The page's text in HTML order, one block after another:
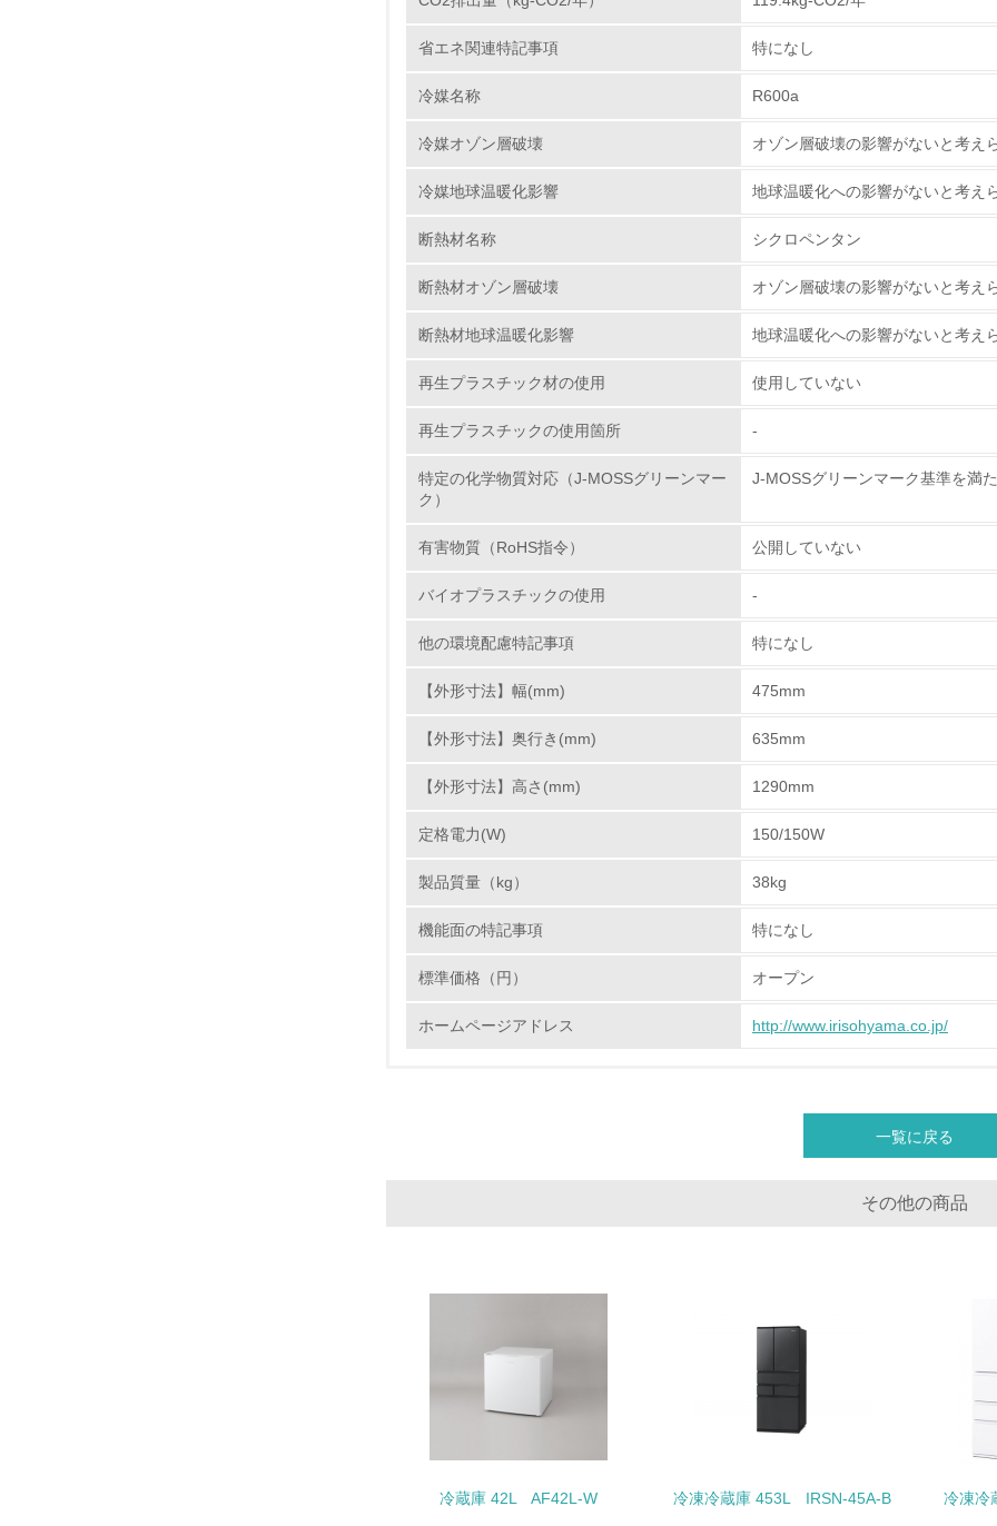
環境取り組み体制と成果を定期的に検証して次の活動に活かして
6. 従業員が環境方針に基づいて自分の業務の中で行うべき環境対
7.
環境活動に関する規格やプログラムを導入している
2.環境への取り組み
No. チェック項目
資源・エネルギー
13. <L1> グリーン購入の取り組み方針を有し、グリーン購入を行っ
14. <L2> 購入している製品・サービスの量と種類を把握し、具体的
<L1> 廃棄物の発生量の削減及びリサイクルの推進、適正処理を
<L2> 発生する廃棄物の量と種類を把握し、具体的な削減・リ
21.
<L1> 「生物多様性保全」に関する取り組み（例：森林保全活
省エネ関連特記事項 特になし
冷媒名称 R600a
冷媒オゾン層破壊 オゾン層破壊の影響がないと考え
冷媒地球温暖化影響 地球温暖化への影響がないと考え
断熱材名称 シクロペンタン
断熱材オゾン層破壊 オゾン層破壊の影響がないと考え
断熱材地球温暖化影響 地球温暖化への影響がないと考え
再生プラスチック材の使用 使用していない
再生プラスチックの使用箇所 -
特定の化学物質対応（J-MOSSグリーンマー
ク）
J-MOSSグリーンマーク基準を満
有害物質（RoHS指令） 公開していない
バイオプラスチックの使用 -
他の環境配慮特記事項 特になし
【外形寸法】幅(mm) 475mm
【外形寸法】奥行き(mm) 635mm
【外形寸法】高さ(mm) 1290mm
定格電力(W) 150/150W
製品質量（kg） 38kg
機能面の特記事項 特になし
標準価格（円） オープン
ホームページアドレス http://www.irisohyama.co.jp/
一覧に戻る
その他の商品
冷蔵庫 42L AF42L-W 冷凍冷蔵庫 453L IRSN-45A-B 冷凍冷